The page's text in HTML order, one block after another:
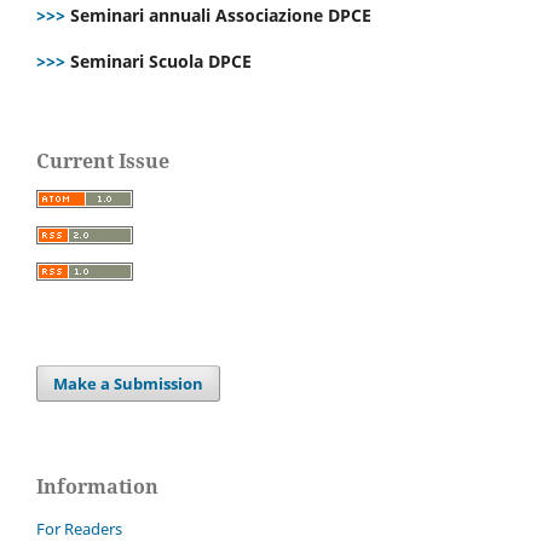
>>> Seminari annuali Associazione DPCE
>>> Seminari Scuola DPCE
Current Issue
Make a Submission
Information
For Readers